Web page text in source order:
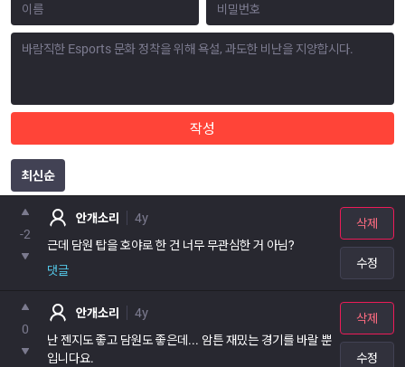
작성
최신순
-2
안개소리
4y
근데 담원 탑을 호야로 한 건 너무 무관심한 거 아님?
댓글
삭제
수정
0
안개소리
4y
난 젠지도 좋고 담원도 좋은데... 암튼 재밌는 경기를 바랄 뿐
입니다요.
삭제
수정